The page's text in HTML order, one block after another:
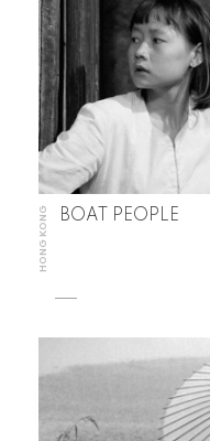
HONG KONG BOAT PEOPLE